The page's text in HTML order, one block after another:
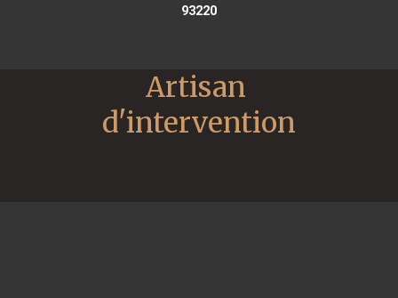
93220
Artisan
d'intervention